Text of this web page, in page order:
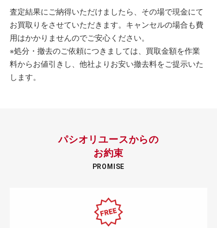
査定結果にご納得いただけましたら、その場で現金にて
お買取りをさせていただきます。キャンセルの場合も費
用はかかりませんのでご安心ください。
※処分・撤去のご依頼につきましては、買取金額を作業
料からお値引きし、他社よりお安い撤去料をご提示いた
します。
パシオリユースからの
お約束
PROMISE